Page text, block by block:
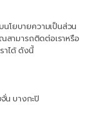
โยบายความเป็นส่วน
สามารถติดต่อเราหรือ
าได้ ดังนี้
น บางกะปิ